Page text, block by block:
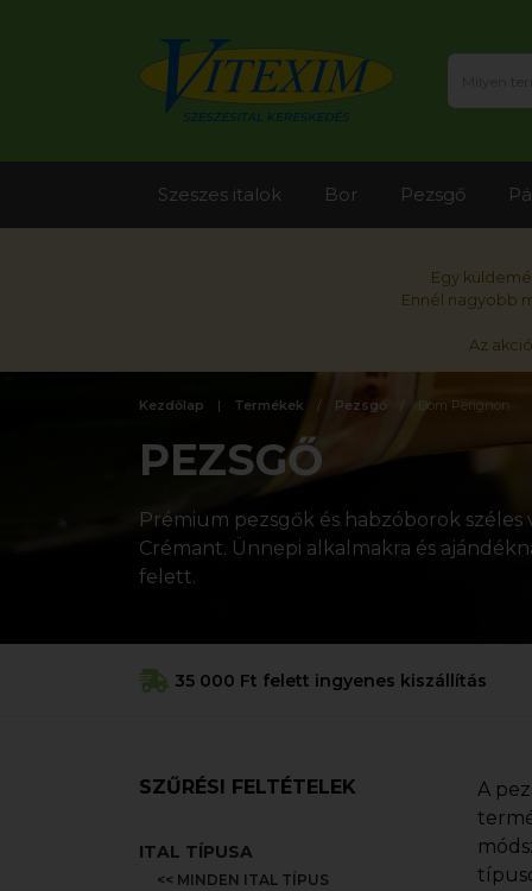
Egy
Ennél nagyobb
Az
Szeszes italok Bor Pezsgő
Kezdőlap Termékek Pezsgő Dom Perignon
PEZSGŐ
Prémium pezsgők és habzóborok széles
Crémant. Ünnepi alkalmakra és
felett.
35 000 Ft felett ingyenes kiszállítás
SZŰRÉSI FELTÉTELEK
ITAL TÍPUSA
<< MINDEN ITAL TÍPUS
A